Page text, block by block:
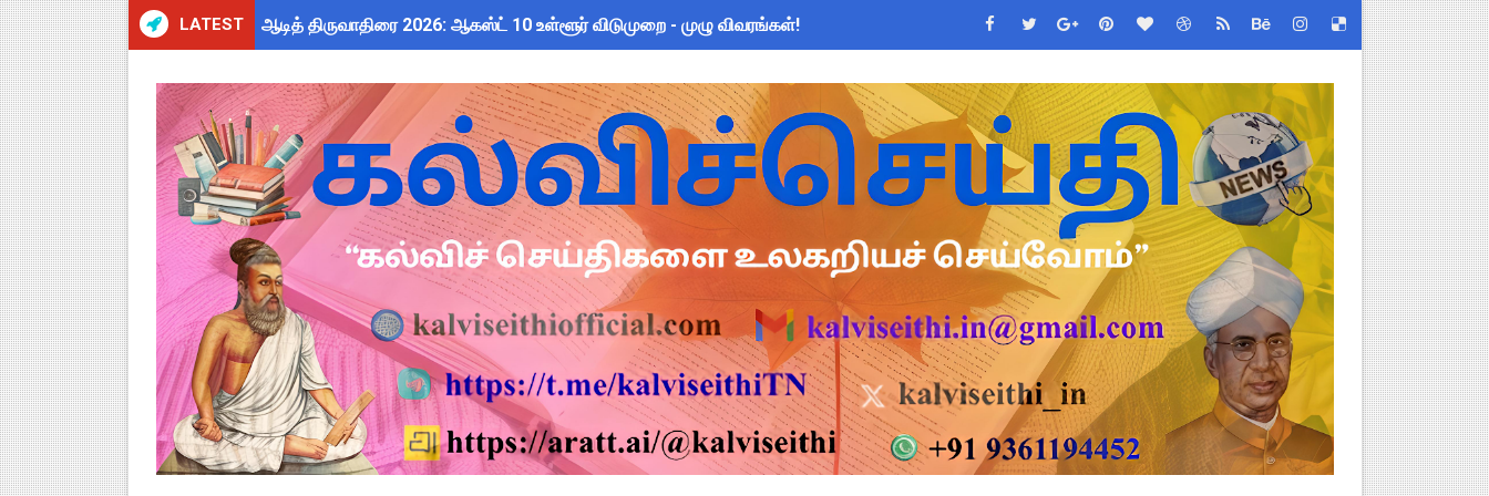
LATEST ஆடித் திருவாதிரை 2026: ஆகஸ்ட் 10 உள்ளூர் விடுமுறை - முழு விவரங்கள்!
TN Teachers Leave Rules: மருத்துவ விடுப்பு எடுக்கும் ஆசிரியர்களுக்கு ஈட்டிய விடுப்பு கணக்கீடு – புதிய தெளிவுரை: முக்கிய செயல்முறைகள் வெளியீடு!
Census 2027: ஆசிரியர்களுக்கு அரைநாள் OD அனுமதி - கரூர் CEO வெளியிட்ட அதிரடி சுற்றறிக்கை!
TN Budget Assembly Schedule 2026: பள்ளிக்கல்வித்துறை மீதான மானிய கோரிக்கை விவாதம் 24.08.2026 அன்று நடைபெறுகிறது - நிகழ்ச்சி நிரல் மற்றும் முக்கிய
ஆசிரியர்கள் கவனத்திற்கு! Census 2027 Duty: 28 மாவட்ட CEO & Collector வெளியிட்ட அதிரடி சுற்றறிக்கைகள் - முழு விவரங்கள்!
நாமக்கல் மாவட்டம்: மக்கள் தொகை கணக்கெடுப்பு 2027 - ஆசிரியர்களுக்கு முக்கிய வழிகாட்டுதல்! CEO சுற்றறிக்கை வெளியீடு
TN Budget 2026-2027 Highlights: மாணவர்களுக்கு இலவச லேப்டாப், சைக்கிள் & AI பயிற்சி - கல்வி, வேலைவாய்ப்பு, மகளிர் நலன் & புதிய திட்டங்களின் முழு
பள்ளி மாணவர்களுக்கு 4 செட் இலவச சீருடை: EMIS தளத்தில் விவரங்களை பதிவிட அவகாசம்! - தொடக்கக் கல்வித் துறை சுற்றறிக்கை!
TN SSLC Supplementary Result 2026: 10-ஆம் வகுப்பு துணைத் தேர்வு முடிவுகள் வெளியீடு! தற்காலிக மதிப்பெண் சான்றிதழ் பதிவிறக்கம் செய்வது எப்படி? DGE முக்கிய
நாளை ஆகஸ்ட் 6ஆம் தேதி உள்ளூர் விடுமுறை அறிவிக்கப்பட்டுள்ள 2 மாவட்டங்கள்